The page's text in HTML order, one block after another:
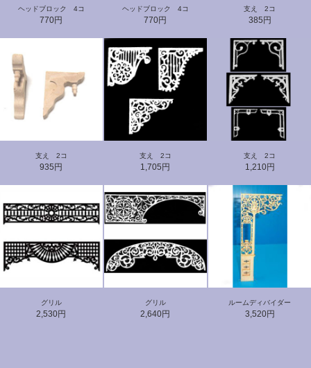
ヘッドブロック 4コ
770円
ヘッドブロック 4コ
770円
支え 2コ
385円
支え 2コ
935円
支え 2コ
1,705円
支え 2コ
1,210円
グリル
2,530円
グリル
2,640円
ルームディバイダー
3,520円